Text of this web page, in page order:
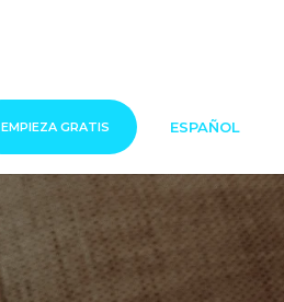
EMPIEZA GRATIS ESPAÑOL